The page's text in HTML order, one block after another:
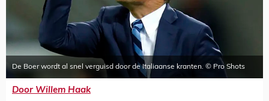
De Boer wordt al snel verguisd door de Italiaanse kranten. © Pro Shots
Door Willem Haak